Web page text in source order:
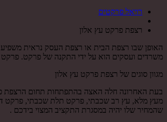
רויאל פרקטים
רצפת פרקט עץ אלון
האופן שבו רצפת הבית או רצפת העסק נראית
משרדים ועסקים הוא על ידי התקנה של פרקט. פרקט
מגוון סוגים של רצפת פרקט עץ אלון
בעת האחרונה חלה האצה בהתפתחות תחום הרצפת
מעץ מלא, עץ רב שכבתי, פרקט תלת שכבתי, פרקט דק,
שהמחיר שלו יהיה במסגרת התקציב המצוי בידכם .